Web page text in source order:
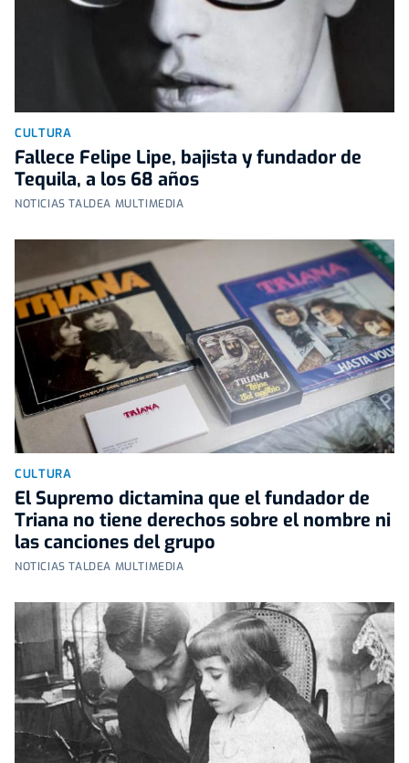
CULTURA
Fallece Felipe Lipe, bajista y fundador de
Tequila, a los 68 años
NOTICIAS TALDEA MULTIMEDIA
CULTURA
El Supremo dictamina que el fundador de
Triana no tiene derechos sobre el nombre ni
las canciones del grupo
NOTICIAS TALDEA MULTIMEDIA